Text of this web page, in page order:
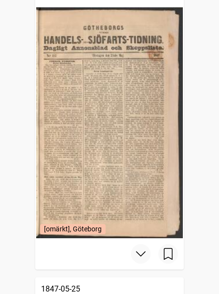
(1832)
[omärkt], Göteborg
1847-05-25